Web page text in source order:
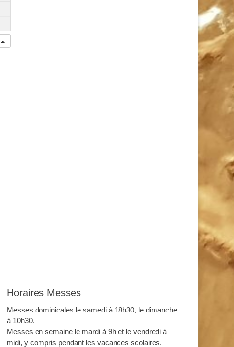
Horaires Messes
Messes dominicales le samedi à 18h30, le dimanche
à 10h30.
Messes en semaine le mardi à 9h et le vendredi à
midi, y compris pendant les vacances scolaires.